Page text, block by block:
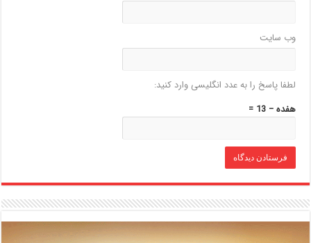
وب‌ سایت
لطفا پاسخ را به عدد انگلیسی وارد کنید:
هفده − 13 =